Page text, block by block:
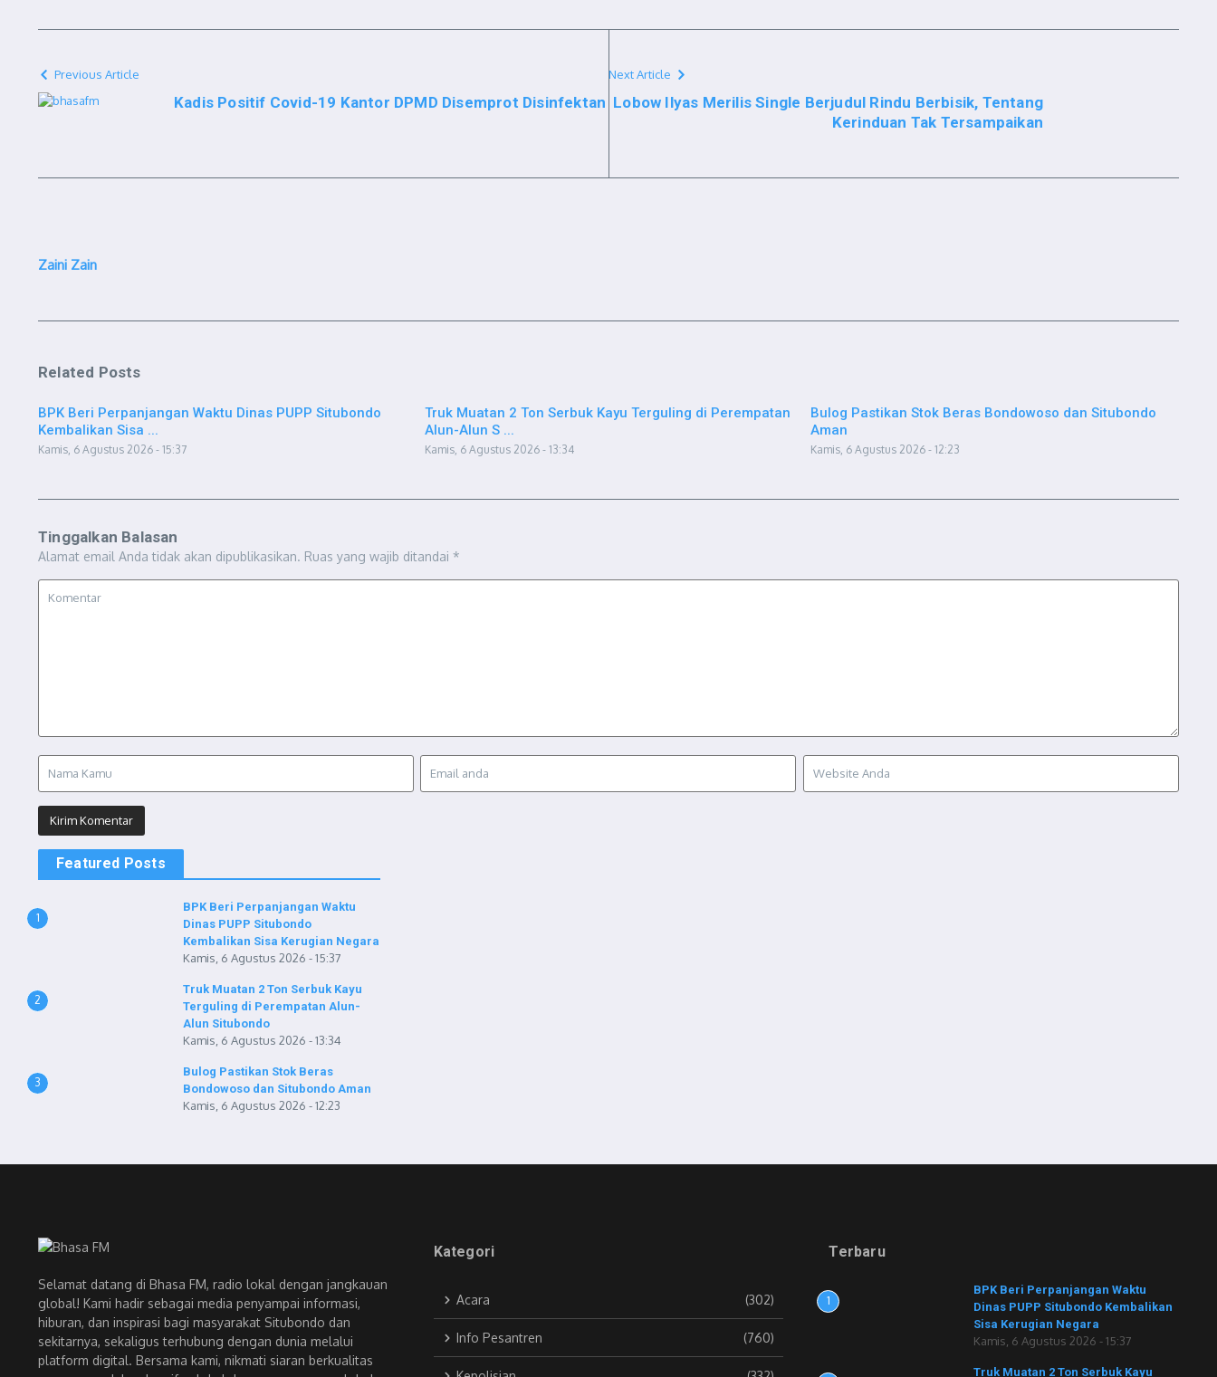
Previous Article
Kadis Positif Covid-19 Kantor DPMD Disemprot Disinfektan
Next Article
Lobow Ilyas Merilis Single Berjudul Rindu Berbisik, Tentang
Kerinduan Tak Tersampaikan
Zaini Zain
Related Posts
BPK Beri Perpanjangan Waktu Dinas PUPP Situbondo
Kembalikan Sisa ...
Kamis, 6 Agustus 2026 - 15:37
Truk Muatan 2 Ton Serbuk Kayu Terguling di Perempatan
Alun-Alun S ...
Kamis, 6 Agustus 2026 - 13:34
Bulog Pastikan Stok Beras Bondowoso dan Situbondo
Aman
Kamis, 6 Agustus 2026 - 12:23
Tinggalkan Balasan
Alamat email Anda tidak akan dipublikasikan. Ruas yang wajib ditandai *
Featured Posts
1
BPK Beri Perpanjangan Waktu
Dinas PUPP Situbondo
Kembalikan Sisa Kerugian Negara
Kamis, 6 Agustus 2026 - 15:37
2
Truk Muatan 2 Ton Serbuk Kayu
Terguling di Perempatan Alun-
Alun Situbondo
Kamis, 6 Agustus 2026 - 13:34
3
Bulog Pastikan Stok Beras
Bondowoso dan Situbondo Aman
Kamis, 6 Agustus 2026 - 12:23
Selamat datang di Bhasa FM, radio lokal dengan jangkauan
global! Kami hadir sebagai media penyampai informasi,
hiburan, dan inspirasi bagi masyarakat Situbondo dan
sekitarnya, sekaligus terhubung dengan dunia melalui
platform digital. Bersama kami, nikmati siaran berkualitas
Kategori
Acara (302)
Info Pesantren (760)
Terbaru
1
BPK Beri Perpanjangan Waktu
Dinas PUPP Situbondo Kembalikan
Sisa Kerugian Negara
Kamis, 6 Agustus 2026 - 15:37
Truk Muatan 2 Ton Serbuk Kayu